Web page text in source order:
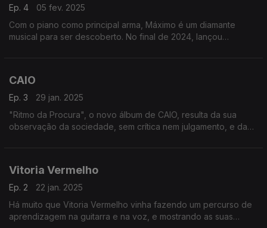
Ep. 4
05 fev. 2025
Com o piano como principal arma, Máximo é um diamante
musical para ser descoberto. No final de 2024, lançou
CAIO
Ep. 3
29 jan. 2025
"Ritmo da Procura", o novo álbum de CAIO, resulta da sua
observação da sociedade, sem crítica nem julgamento, e da
Vitoria Vermelho
Ep. 2
22 jan. 2025
Há muito que Vitoria Vermelho vinha fazendo um percurso de
aprendizagem na guitarra e na voz, e mostrando as suas